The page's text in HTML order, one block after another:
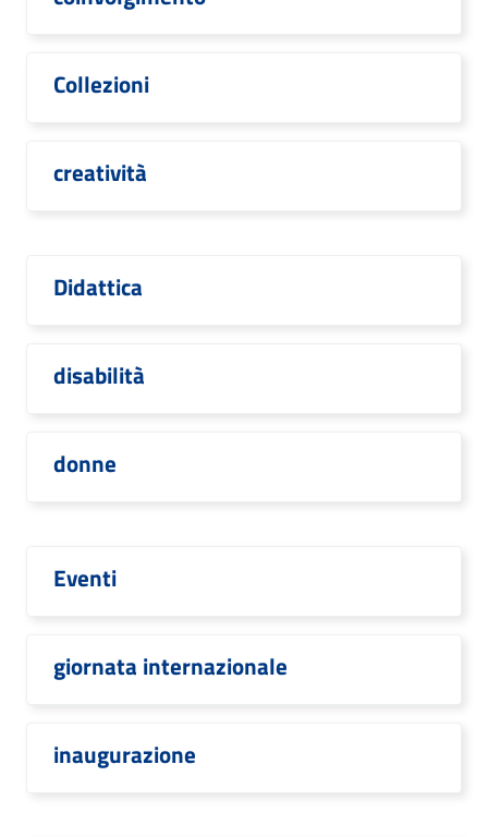
Collezioni
creatività
Didattica
disabilità
donne
Eventi
giornata internazionale
inaugurazione